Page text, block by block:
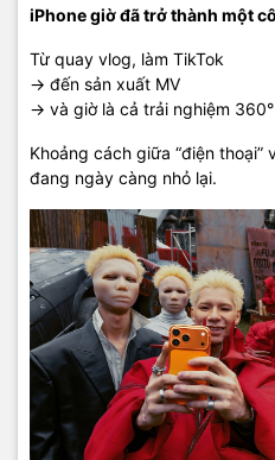
iPhone giờ đã trở thành một
Từ quay vlog, làm TikTok
→ đến sản xuất MV
→ và giờ là cả trải nghiệm
Khoảng cách giữa “điện thoại”
đang ngày càng nhỏ lại.